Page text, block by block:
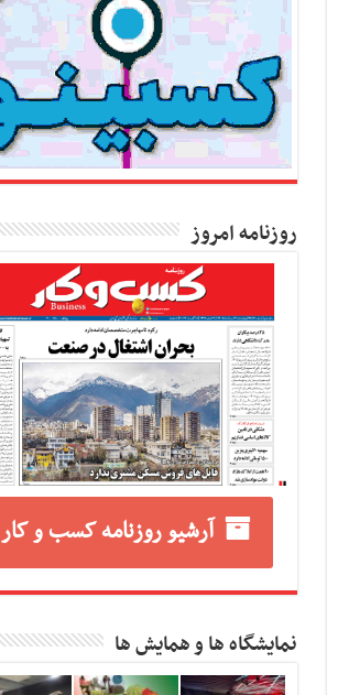
روزنامه امروز
آرشیو روزنامه کسب و کار
نمایشگاه ها و همایش ها